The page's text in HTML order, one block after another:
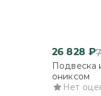
26 828 ₽
Подвеска
ониксом
Нет